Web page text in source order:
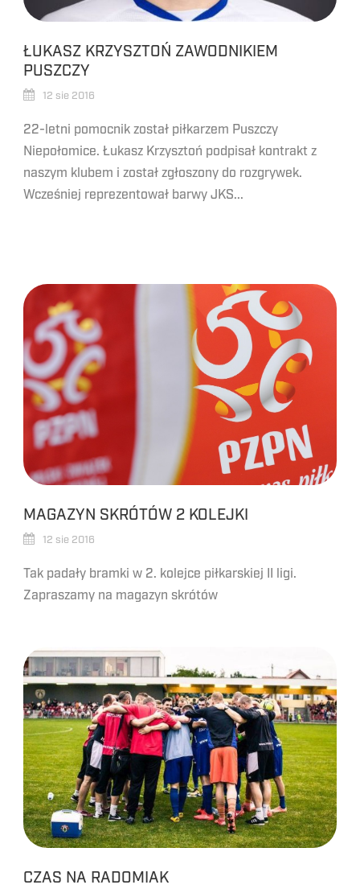
ŁUKASZ KRZYSZTOŃ ZAWODNIKIEM
PUSZCZY
12 sie 2016
22-letni pomocnik został piłkarzem Puszczy
Niepołomice. Łukasz Krzysztoń podpisał kontrakt z
naszym klubem i został zgłoszony do rozgrywek.
Wcześniej reprezentował barwy JKS...
MAGAZYN SKRÓTÓW 2 KOLEJKI
12 sie 2016
Tak padały bramki w 2. kolejce piłkarskiej II ligi.
Zapraszamy na magazyn skrótów
CZAS NA RADOMIAK